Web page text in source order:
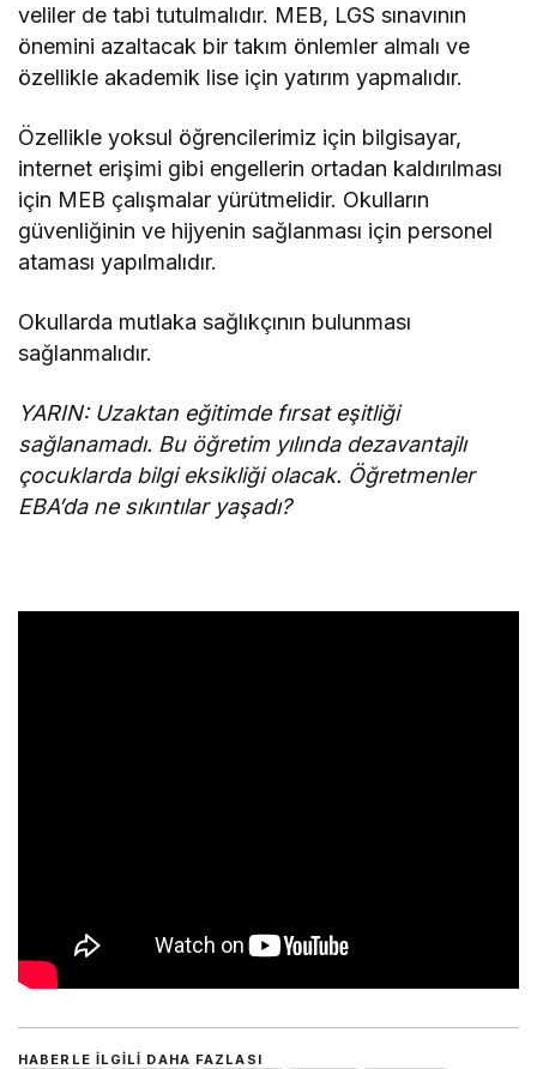
veliler de tabi tutulmalıdır. MEB, LGS sınavının
önemini azaltacak bir takım önlemler almalı ve
özellikle akademik lise için yatırım yapmalıdır.
Özellikle yoksul öğrencilerimiz için bilgisayar,
internet erişimi gibi engellerin ortadan kaldırılması
için MEB çalışmalar yürütmelidir. Okulların
güvenliğinin ve hijyenin sağlanması için personel
ataması yapılmalıdır.
Okullarda mutlaka sağlıkçının bulunması
sağlanmalıdır.
YARIN: Uzaktan eğitimde fırsat eşitliği
sağlanamadı. Bu öğretim yılında dezavantajlı
çocuklarda bilgi eksikliği olacak. Öğretmenler
EBA’da ne sıkıntılar yaşadı?
HABERLE ILGILI DAHA FAZLASI